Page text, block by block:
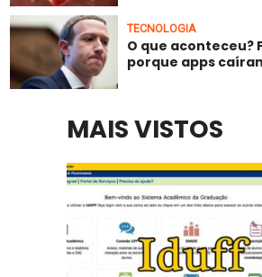
TECNOLOGIA
O que aconteceu?
porque apps
MAIS VISTOS